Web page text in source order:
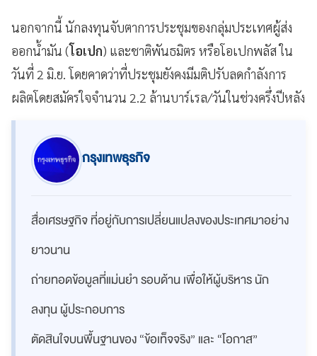
นอกจากนี้ นักลงทุนจับตาการประชุมของกลุ่มประเทศผู้ส่ง
ออกน้ำมัน (โอเปก) และชาติพันธมิตร หรือโอเปกพลัส ใน
วันที่ 2 มิ.ย. โดยคาดว่าที่ประชุมยังคงมีมติปรับลดกำลังการ
ผลิตโดยสมัครใจจำนวน 2.2 ล้านบาร์เรล/วันในช่วงครึ่งปีหลัง
กรุงเทพธุรกิจ
สื่อเศรษฐกิจ ที่อยู่กับการเปลี่ยนแปลงของประเทศมาอย่าง
ยาวนาน
ถ่ายทอดข้อมูลที่แม่นยำ รอบด้าน เพื่อให้ผู้บริหาร นัก
ลงทุน ผู้ประกอบการ
ตัดสินใจบนพื้นฐานของ “ข้อเท็จจริง” และ “โอกาส”